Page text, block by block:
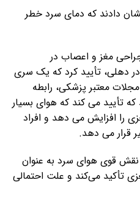
دادند که دمای سرد خطر
مغز و اعصاب در
دهلی، تأیید کرد که یک سری
معتبر پزشکی، رابطه
تأیید می کند که هوای بسیار
را افزایش می دهد و افراد
قرار می دهد.
قوی هوای سرد به عنوان
تأکید می‌کند و علت احتمالی